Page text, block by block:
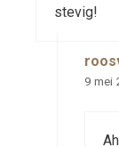
stevig!
9 mei